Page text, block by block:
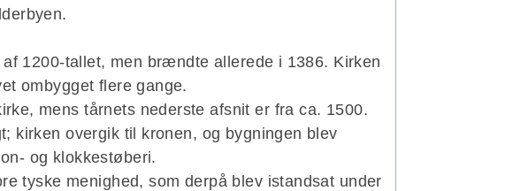
1200-tallet, men brændte allerede i 1386. Kirken
ombygget flere gange.
mens tårnets nederste afsnit er fra ca. 1500.
kirken overgik til kronen, og bygningen blev
og klokkestøberi.
tyske menighed, som derpå blev istandsat under